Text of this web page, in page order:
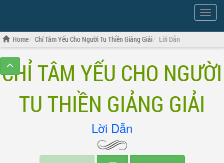
Show
Menu
Home Chỉ Tâm Yếu Cho Người Tu Thiền Giảng Giải Lời Dẫn
CHỈ TÂM YẾU CHO NGƯỜI
TU THIỀN GIẢNG GIẢI
Lời Dẫn